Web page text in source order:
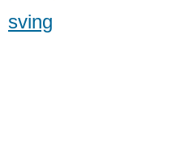
sving